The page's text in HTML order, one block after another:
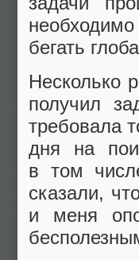
бегать
Несколько
получил
требовала
дня на
в том
сказали,
и меня